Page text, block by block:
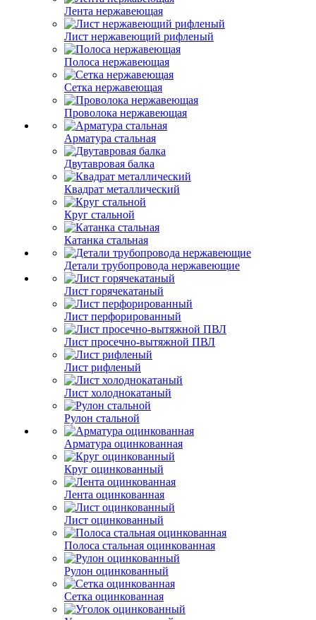
Лента нержавеющая
Лист нержавеющий рифленый
Полоса нержавеющая
Сетка нержавеющая
Проволока нержавеющая
Арматура стальная
Двутавровая балка
Квадрат металлический
Круг стальной
Катанка стальная
Детали трубопровода нержавеющие
Лист горячекатаный
Лист перфорированный
Лист просечно-вытяжной ПВЛ
Лист рифленый
Лист холоднокатаный
Рулон стальной
Арматура оцинкованная
Круг оцинкованный
Лента оцинкованная
Лист оцинкованный
Полоса стальная оцинкованная
Рулон оцинкованный
Сетка оцинкованная